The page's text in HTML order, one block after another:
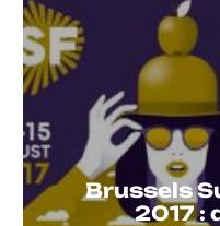
Brussels
2017 :